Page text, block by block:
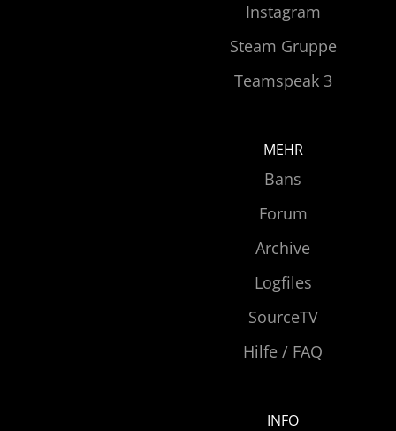
Instagram
Steam Gruppe
Teamspeak 3
MEHR
Bans
Forum
Archive
Logfiles
SourceTV
Hilfe / FAQ
INFO